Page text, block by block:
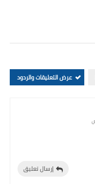
عرض التعليقات والردود
إرسال تعليق